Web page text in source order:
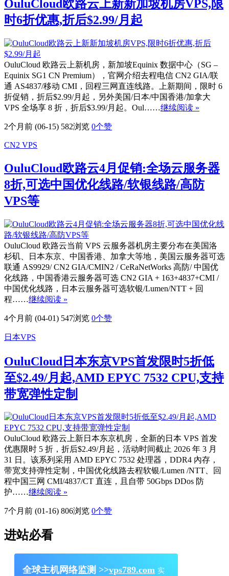
OuluCloud欧路云上新新加坡机房VPS,限
时6折优惠,折后$2.99/月起
OuluCloud 欧路云上新机房，新加坡Equinix 数据中心（SG –
Equinix SG1 CN Premium），官网介绍去程电信 CN2 GIA/联
通 AS4837/移动 CMI，回程三网直连线路。上新期间，限时 6
折促销，折后$2.99/月起，另外美国/日本/中国香港/加拿大
VPS 全场享 8 折，折后$3.99/月起。Oul……继续阅读 »
2个月前 (06-15) 582浏览 0个赞
CN2 VPS
OuluCloud欧路云4月促销:全场云服务器
8折,可选中国优化线路/软银线路/高防
VPS等
OuluCloud 欧路云当前 VPS 云服务器机房主要分布在美国洛
杉矶、日本东京、中国香港、加拿大等地，美国云服务器可选
联通 AS9929/ CN2 GIA/CMIN2 / CeRaNetWorks 高防/ 中国优
化线路，中国香港云服务器可选 CN2 GIA + 163+4837+CMI /
中国优化线路，日本云服务器可选软银/Lumen/NTT + 回
程……继续阅读 »
4个月前 (04-01) 547浏览 0个赞
日本VPS
OuluCloud日本东京VPS首发限时5折低
至$2.49/月起,AMD EPYC 7532 CPU,支持
带宽弹性定制
OuluCloud 欧路云上新日本东京机房，全新的日本 VPS 首发
优惠限时 5 折，折后$2.49/月起，活动时间截止 2026 年 3 月
31 日。该系列采用 AMD EPYC 7532 处理器，DDR4 內存，
带宽支持弹性定制，中国优化线路去程软银/Lumen /NTT、回
程中国三网 CMI/4837/CT 直连，且自带 50Gbps DDos 防
护……继续阅读 »
7个月前 (01-16) 806浏览 0个赞
进站必看
全球主机网络监测 >>vps789.com 实